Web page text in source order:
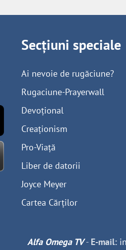
Secțiuni speciale
Ai nevoie de rugăciune?
Rugaciune-Prayerwall
Devoțional
Creaționism
Pro-Viață
Liber de datorii
Joyce Meyer
Cartea Cărților
Alfa Omega TV- E-mail: